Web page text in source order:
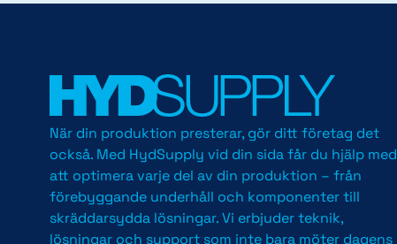
När din produktion presterar, gör ditt företag det
också. Med HydSupply vid din sida får du hjälp med
att optimera varje del av din produktion – från
förebyggande underhåll och komponenter till
skräddarsydda lösningar. Vi erbjuder teknik,
lösningar och support som inte bara möter dagens